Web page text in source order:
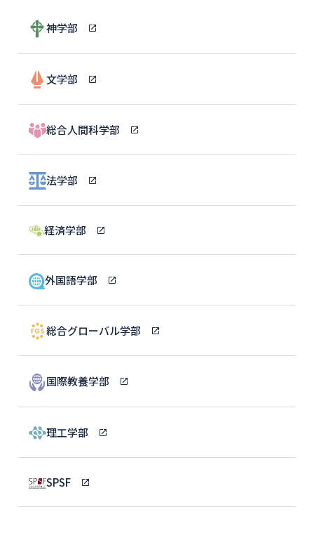
神学部
文学部
総合人間科学部
法学部
経済学部
外国語学部
総合グローバル学部
国際教養学部
理工学部
SPSF